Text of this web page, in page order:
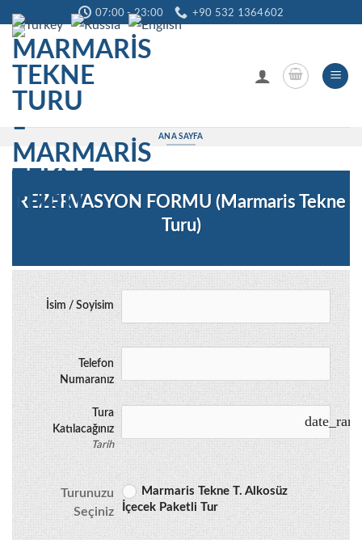
atla
07:00 - 23:00 +90 532 1364602
ANA SAYFA
REZERVASYON FORMU (Marmaris Tekne
Turu)
İsim / Soyisim
Telefon
Numaranız
Tura
Katılacağınız
Tarih
Turunuzu
Seçiniz
Marmaris Tekne T. Alkosüz
İçecek Paketli Tur